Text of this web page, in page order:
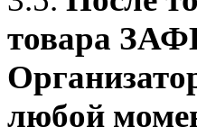
товара
любой